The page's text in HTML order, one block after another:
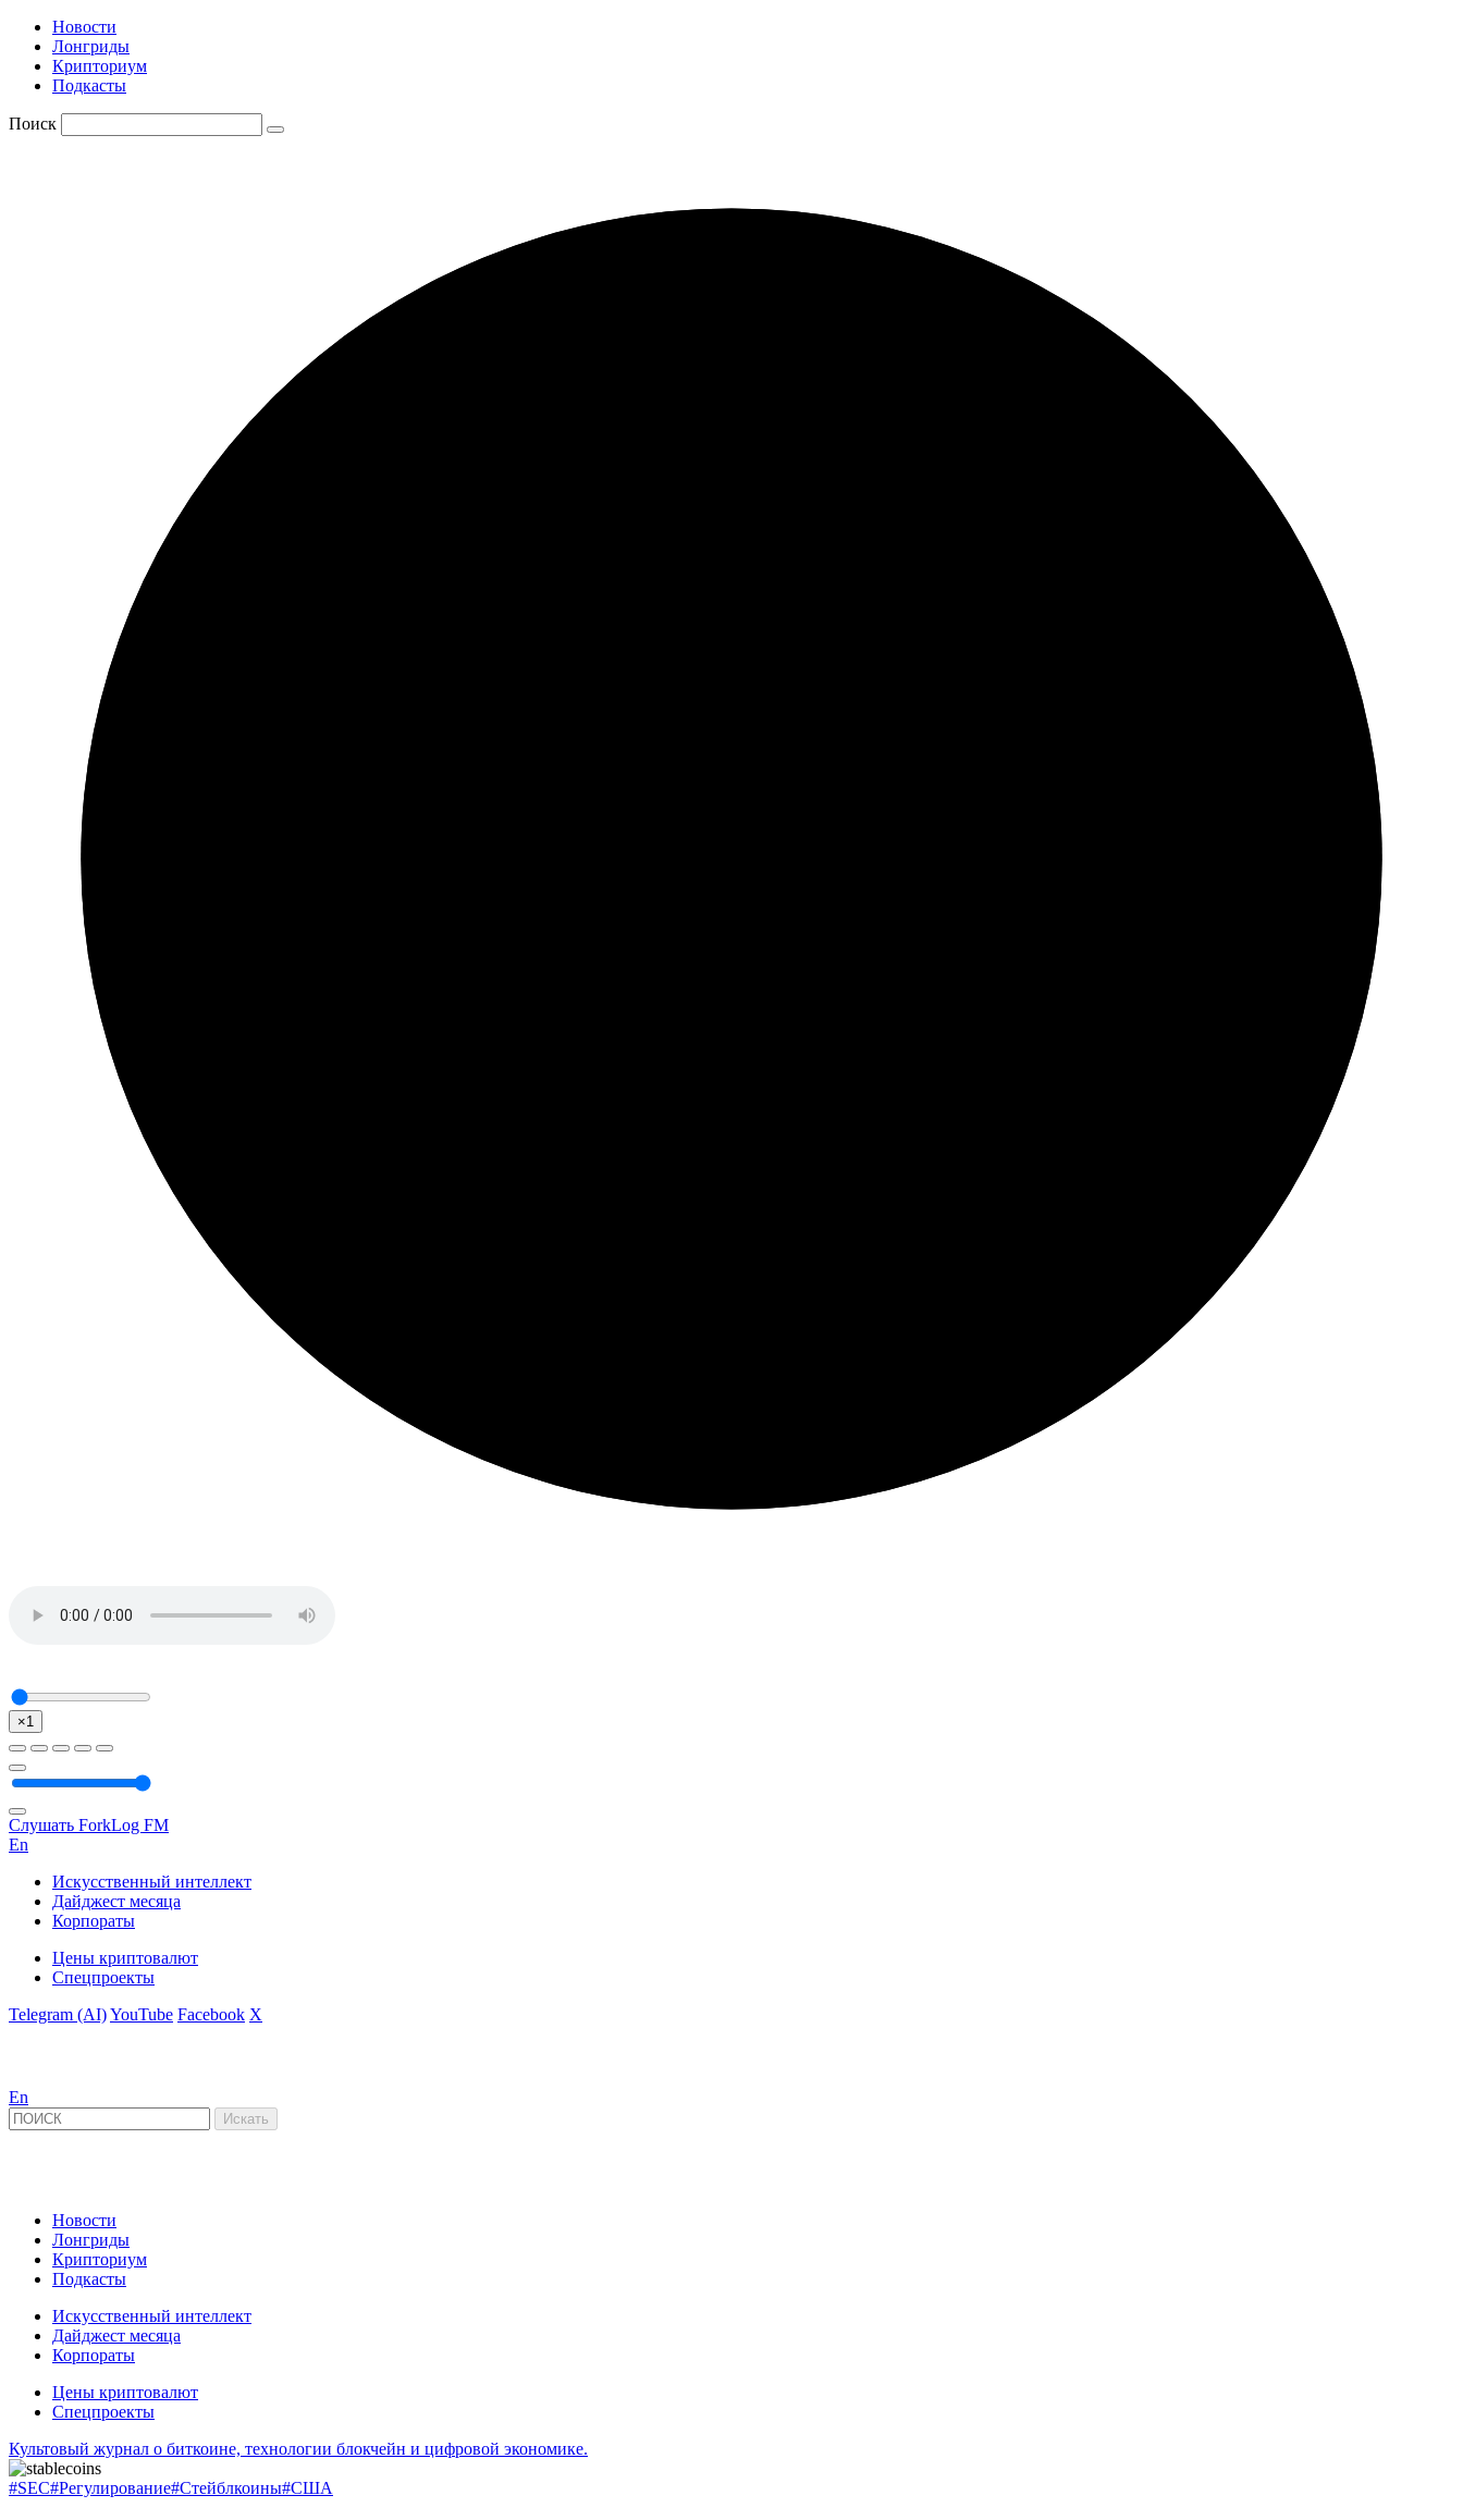
Новости
Лонгриды
Крипториум
Подкасты
Поиск
×1
Слушать ForkLog FM
En
Искусственный интеллект
Дайджест месяца
Корпораты
Цены криптовалют
Спецпроекты
Telegram (AI)YouTube Facebook X
En
Новости
Лонгриды
Крипториум
Подкасты
Искусственный интеллект
Дайджест месяца
Корпораты
Цены криптовалют
Спецпроекты
Культовый журнал о биткоине, технологии блокчейн и цифровой экономике.
#SEC#Регулирование#Стейблкоины#США